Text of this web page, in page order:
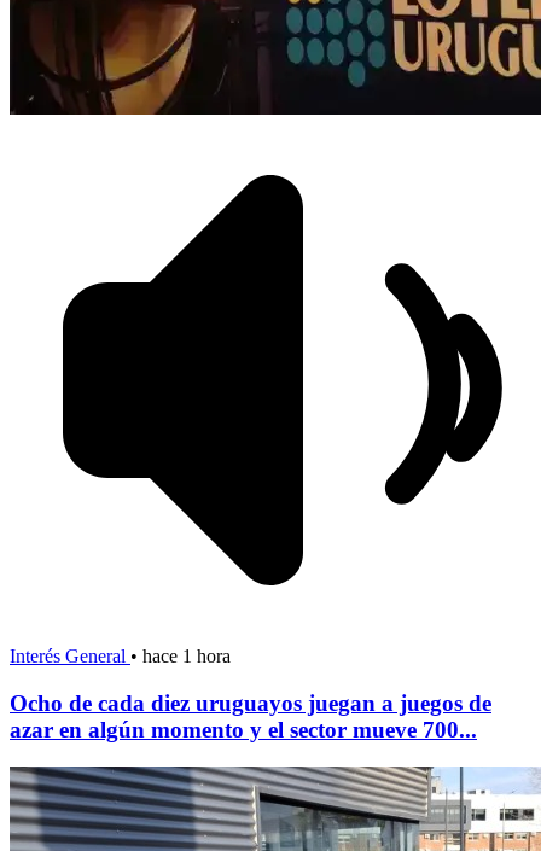
Interés General • hace 1 hora
Ocho de cada diez uruguayos juegan a juegos de
azar en algún momento y el sector mueve 700...